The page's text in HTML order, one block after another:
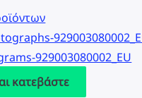
929003080002_EU
κατεβάστε